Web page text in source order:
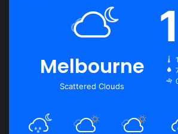
Melbourne
Scattered Clouds